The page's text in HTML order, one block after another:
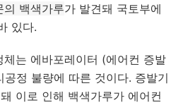
의 백색가루가 발견돼 국토부에
있다.
는 에바포레이터 (에어컨 증발
정 불량에 따른 것이다. 증발기
이로 인해 백색가루가 에어컨